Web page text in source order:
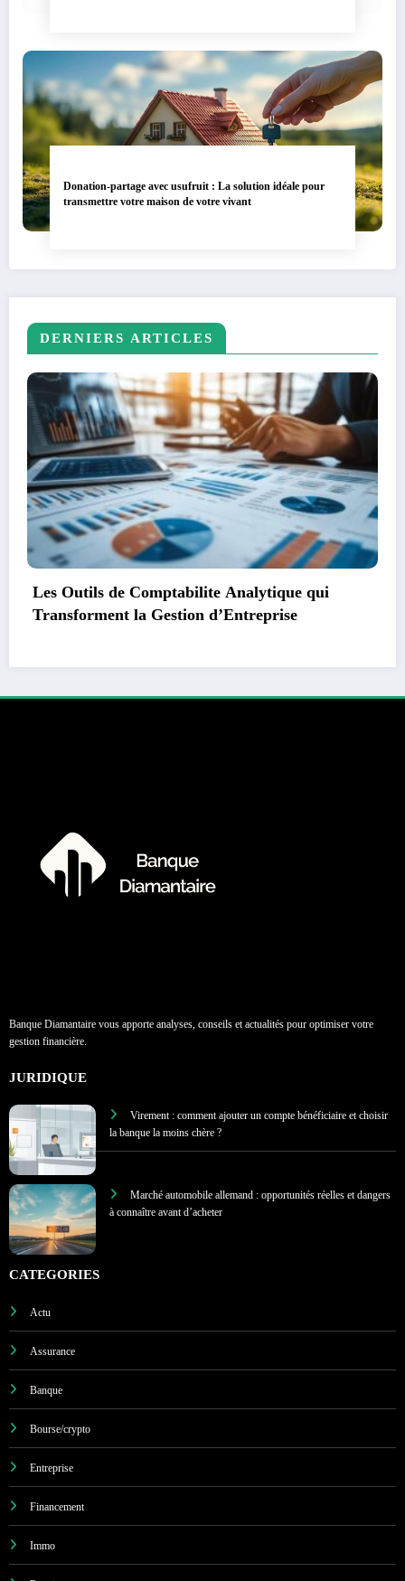
Donation-partage avec usufruit : La solution idéale pour
transmettre votre maison de votre vivant
DERNIERS ARTICLES
Banque Diamantaire vous apporte analyses, conseils et actualités pour optimiser votre
JURIDIQUE
Marché automobile allemand : opportunités réelles et dangers
CATEGORIES
Actu
Assurance
Banque
Bourse/crypto